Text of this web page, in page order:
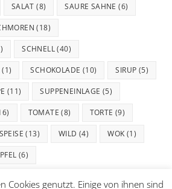
SALAT (8) SAURE SAHNE (6)
(18)
SCHNELL(40)
(1) SCHOKOLADE (10) SIRUP (5)
(11) SUPPENEINLAGE (5)
TOMATE (8) TORTE (9)
(13) WILD (4) WOK (1)
(6)
Cookies genutzt. Einige von ihnen sind